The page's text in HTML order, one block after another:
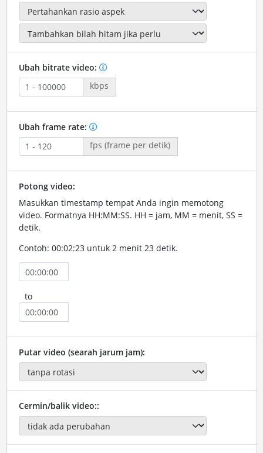
Ubah bitrate video:
kbps
Ubah frame rate:
fps (frame per detik)
Potong video:
Masukkan timestamp tempat Anda ingin memotong
video. Formatnya HH:MM:SS. HH = jam, MM = menit, SS =
detik.
Contoh: 00:02:23 untuk 2 menit 23 detik.
to
Putar video (searah jarum jam):
Cermin/balik video::